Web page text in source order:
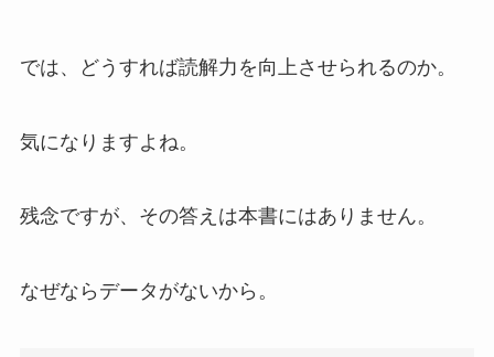
では、どうすれば読解力を向上させられるのか。
気になりますよね。
残念ですが、その答えは本書にはありません。
なぜならデータがないから。